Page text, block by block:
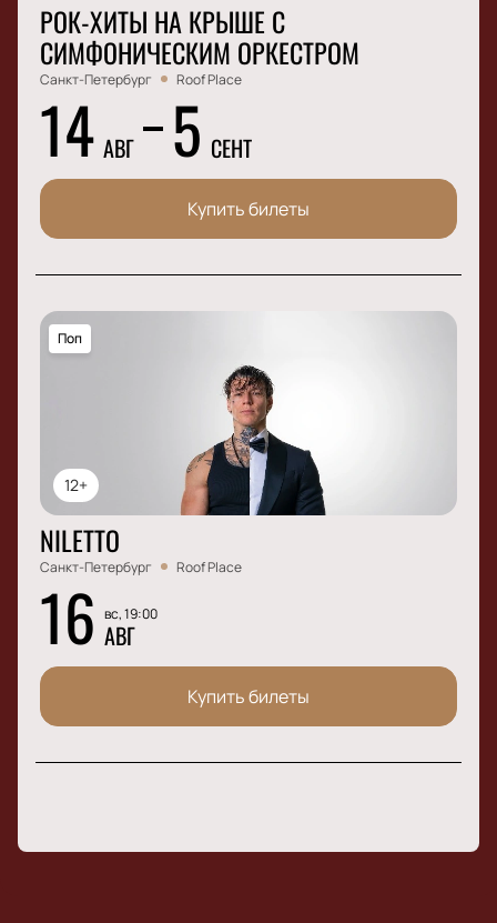
РОК-ХИТЫ НА КРЫШЕ С
СИМФОНИЧЕСКИМ ОРКЕСТРОМ
Санкт-Петербург Roof Place
14 АВГ 5 СЕНТ
Купить билеты
12+
Поп
NILETTO
Санкт-Петербург Roof Place
16 вс, 19:00
АВГ
Купить билеты